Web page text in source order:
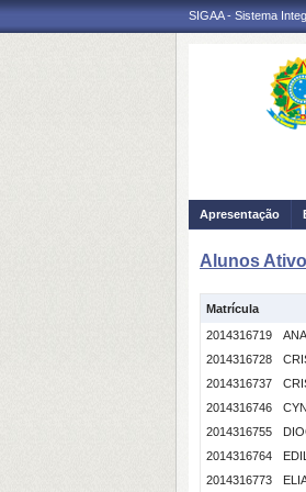
SIGAA - Sistema
Apresentação
Alunos
Matrícula
2014316719
2014316728
2014316737
2014316746
2014316755
2014316764
2014316773